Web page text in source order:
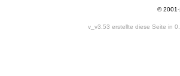
©
v_v3.53 erstellte diese Seite in